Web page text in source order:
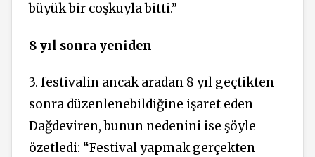
büyük bir coşkuyla bitti.”
8 yıl sonra yeniden
3. festivalin ancak aradan 8 yıl geçtikten
sonra düzenlenebildiğine işaret eden
Dağdeviren, bunun nedenini ise şöyle
özetledi: “Festival yapmak gerçekten